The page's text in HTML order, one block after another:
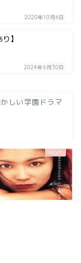
2020年10月6日
】
2024年6月30日
しい学園ドラマ